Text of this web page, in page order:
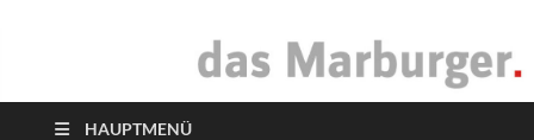
das Marburger.
HAUPTMENÜ